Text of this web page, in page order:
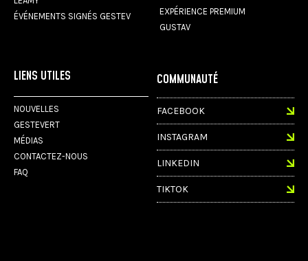
ÉVÉNEMENTS SIGNÉS GESTEV
EXPÉRIENCE PREMIUM
GUSTAV
LIENS UTILES
NOUVELLES
GESTEVERT
MÉDIAS
CONTACTEZ-NOUS
FAQ
COMMUNAUTÉ
FACEBOOK
INSTAGRAM
LINKEDIN
TIKTOK